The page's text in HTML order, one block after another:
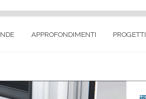
APPROFONDIMENTI PROGETTI